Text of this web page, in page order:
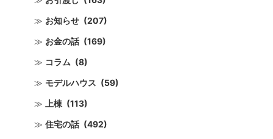
お知らせ (207)
お金の話 (169)
コラム (8)
モデルハウス (59)
上棟 (113)
住宅の話 (492)